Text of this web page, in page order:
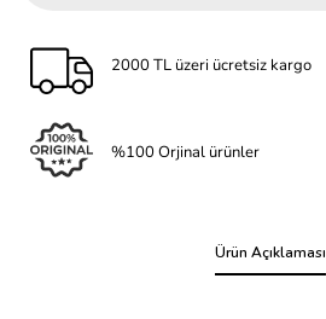
2000 TL üzeri ücretsiz kargo
%100 Orjinal ürünler
Ürün Açıklaması